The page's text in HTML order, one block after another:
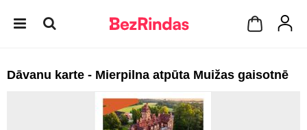
Dāvanu karte - Mierpilna atpūta Muižas gaisotnē